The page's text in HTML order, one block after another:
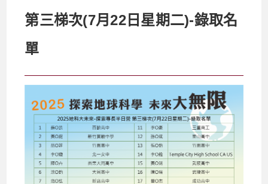
第三梯次(7月22日星期二)-錄取名
單